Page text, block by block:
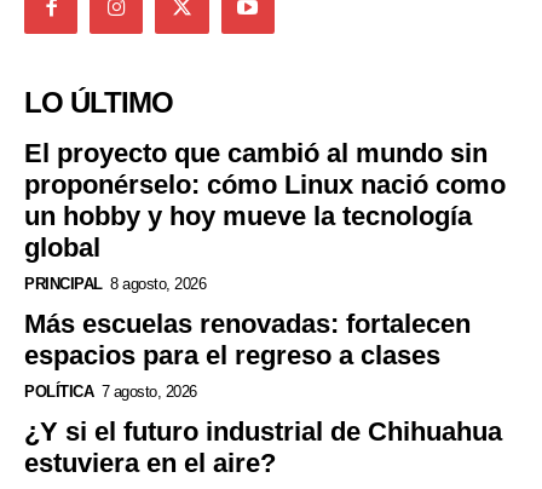
LO ÚLTIMO
El proyecto que cambió al mundo sin
proponérselo: cómo Linux nació como
un hobby y hoy mueve la tecnología
global
PRINCIPAL 8 agosto, 2026
Más escuelas renovadas: fortalecen
espacios para el regreso a clases
POLÍTICA 7 agosto, 2026
¿Y si el futuro industrial de Chihuahua
estuviera en el aire?